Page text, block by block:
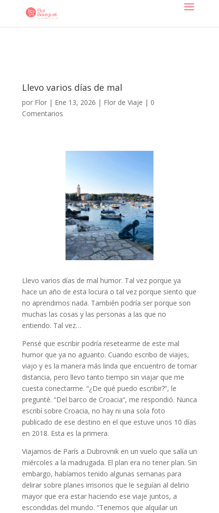
Llevo varios días de mal
por Flor| Ene 13, 2026 | Flor de Viaje | 0
Comentarios
Llevo varios días de mal humor. Tal vez porque ya
hace un año de esta locura o tal vez porque siento que
no aprendimos nada. También podría ser porque son
muchas las cosas y las personas a las que no
entiendo. Tal vez…
Pensé que escribir podría resetearme de este mal
humor que ya no aguanto. Cuando escribo de viajes,
viajo y es la manera más linda que encuentro de tomar
distancia, pero llevo tanto tiempo sin viajar que me
cuesta conectarme. “¿De qué puedo escribir?“, le
pregunté. “Del barco de Croacia“, me respondió. Nunca
escribí sobre Croacia, no hay ni una sola foto
publicado de ese destino en el que estuve unos 10 días
en 2018. Esta es la primera.
Viajamos de París a Dubrovnik en un vuelo que salía un
miércoles a la madrugada. El plan era no tener plan. Sin
embargo, habíamos tenido algunas semanas para
delirar sobre planes irrisorios que le seguían al delirio
mayor que era estar haciendo ese viaje juntos, a
escondidas del mundo. “Tenemos que alquilar un